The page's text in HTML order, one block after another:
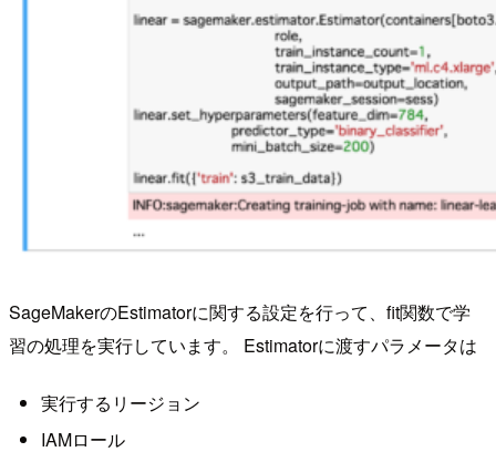
SageMakerのEstimatorに関する設定を行って、fit関数で学
習の処理を実行しています。 Estimatorに渡すパラメータは
実行するリージョン
IAMロール